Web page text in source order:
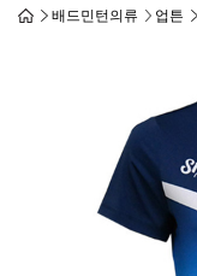
배드민턴의류 업튼